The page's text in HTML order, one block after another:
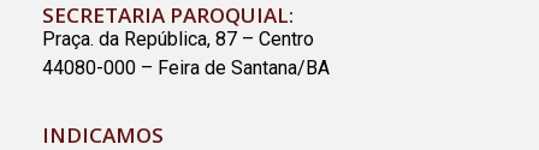
SECRETARIA PAROQUIAL:
Praça. da República, 87 – Centro
44080-000 – Feira de Santana/BA
INDICAMOS